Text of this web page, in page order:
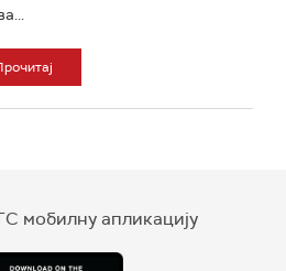
мобилну апликацију